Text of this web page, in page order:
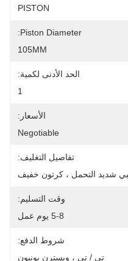
PISTON
Piston Diameter:
105MM
الحد الأدنى لكمية:
1
الأسعار:
Negotiable
تفاصيل التغليف:
شديد التحمل ، كرتون خفيف
وقت التسليم:
5-8 يوم عمل
شروط الدفع:
تي / تي ، ويسترن يونيون